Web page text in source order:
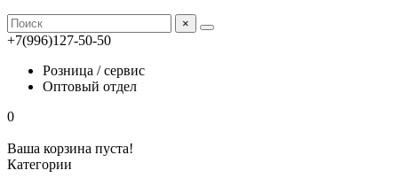
×
+7(996)127-50-50
Розница / сервис
Оптовый отдел
0
Ваша корзина пуста!
Категории